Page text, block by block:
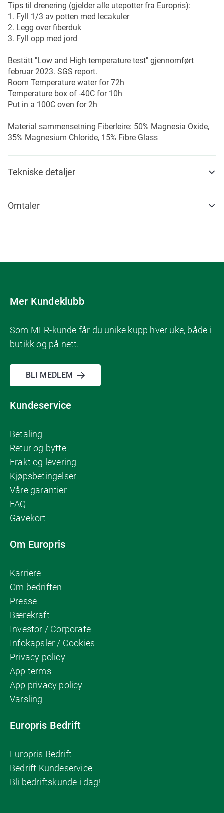
Tips til drenering (gjelder alle utepotter fra Europris):
1. Fyll 1/3 av potten med lecakuler
2. Legg over fiberduk
3. Fyll opp med jord
Bestått "Low and High temperature test" gjennomført
februar 2023. SGS report.
Room Temperature water for 72h
Temperature box of -40C for 10h
Put in a 100C oven for 2h
Material sammensetning Fiberleire: 50% Magnesia Oxide,
35% Magnesium Chloride, 15% Fibre Glass
Tekniske detaljer
Omtaler
Mer Kundeklubb
Som MER-kunde får du unike kupp hver uke, både i
butikk og på nett.
BLI MEDLEM
Kundeservice
Betaling
Retur og bytte
Frakt og levering
Kjøpsbetingelser
Våre garantier
FAQ
Gavekort
Om Europris
Karriere
Om bedriften
Presse
Bærekraft
Investor / Corporate
Infokapsler / Cookies
Privacy policy
App terms
App privacy policy
Varsling
Europris Bedrift
Europris Bedrift
Bedrift Kundeservice
Bli bedriftskunde i dag!